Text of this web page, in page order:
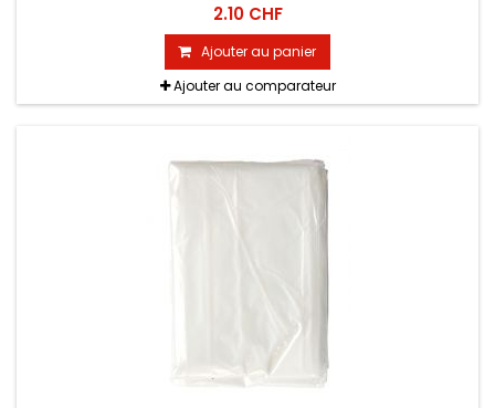
2.10 CHF
Ajouter au panier
Ajouter au comparateur